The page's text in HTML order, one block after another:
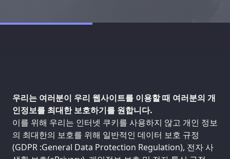
우리는 여러분이 우리 웹사이트를 이용할 때 여러분의 개
인정보를 최대한 보호하기를 원합니다.
이를 위해 우리는 인터넷 쿠키를 사용하지 않고 개인 정보
의 최대한의 보호를 위해 일반적인 데이터 보호 규정
(GDPR :General Data Protection Regulation), 전자 사